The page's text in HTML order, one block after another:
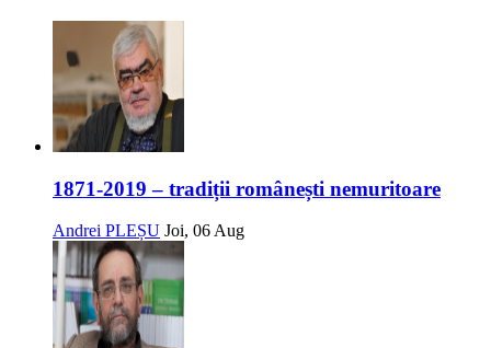
1871-2019 – tradiții românești nemuritoare
Andrei PLEȘU Joi, 06 Aug